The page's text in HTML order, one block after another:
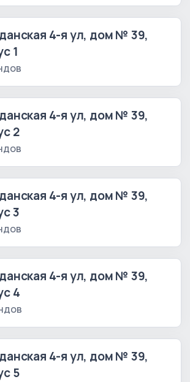
4-я ул, дом № 39,
1
4-я ул, дом № 39,
2
4-я ул, дом № 39,
3
4-я ул, дом № 39,
4
4-я ул, дом № 39,
5